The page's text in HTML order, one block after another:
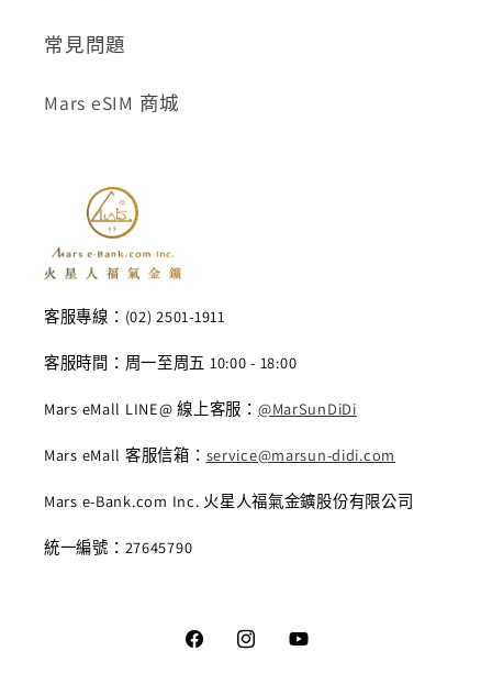
常見問題
Mars eSIM 商城
客服專線：(02) 2501-1911
客服時間：周一至周五 10:00 - 18:00
Mars eMall LINE@ 線上客服： @MarSunDiDi
Mars eMall 客服信箱： service@marsun-didi.com
Mars e-Bank.com Inc. 火星人福氣金鑛股份有限公司
統一編號：27645790
FacebookInstagramYouTube